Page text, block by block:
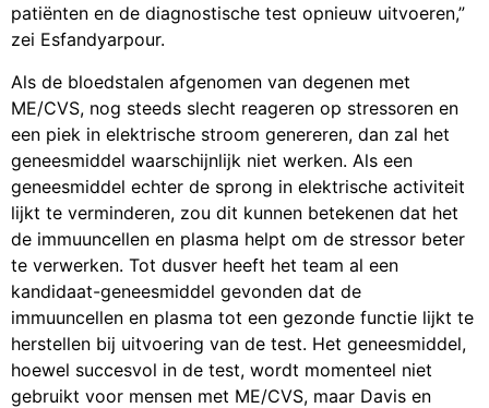
patiënten en de diagnostische test opnieuw uitvoeren,”
zei Esfandyarpour.
Als de bloedstalen afgenomen van degenen met
ME/CVS, nog steeds slecht reageren op stressoren en
een piek in elektrische stroom genereren, dan zal het
geneesmiddel waarschijnlijk niet werken. Als een
geneesmiddel echter de sprong in elektrische activiteit
lijkt te verminderen, zou dit kunnen betekenen dat het
de immuuncellen en plasma helpt om de stressor beter
te verwerken. Tot dusver heeft het team al een
kandidaat-geneesmiddel gevonden dat de
immuuncellen en plasma tot een gezonde functie lijkt te
herstellen bij uitvoering van de test. Het geneesmiddel,
hoewel succesvol in de test, wordt momenteel niet
gebruikt voor mensen met ME/CVS, maar Davis en